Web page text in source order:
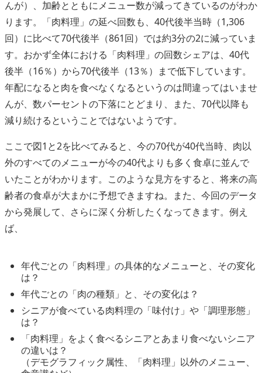
んが）、加齢とともにメニュー数が減ってきているのがわか
ります。「肉料理」の延べ回数も、40代後半当時（1,306
回）に比べて70代後半（861回）では約3分の2に減っていま
す。おかず全体における「肉料理」の回数シェアは、40代
後半（16％）から70代後半（13％）まで低下しています。
年配になると肉を食べなくなるというのは間違ってはいませ
んが、数パーセントの下落にとどまり、また、70代以降も
減り続けるということではないようです。
ここで図1と2を比べてみると、今の70代が40代当時、肉以
外のすべてのメニューが今の40代よりも多く食卓に並んで
いたことがわかります。このような見方をすると、将来の高
齢者の食卓が大まかに予想できますね。また、今回のデータ
から発展して、さらに深く分析したくなってきます。例え
ば、
年代ごとの「肉料理」の具体的なメニューと、その変化
は？
年代ごとの「肉の種類」と、その変化は？
シニアが食べている肉料理の「味付け」や「調理形態」
は？
「肉料理」をよく食べるシニアとあまり食べないシニア
の違いは？
（デモグラフィック属性、「肉料理」以外のメニュー、